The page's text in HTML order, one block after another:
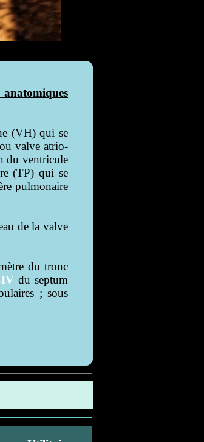
(VH) qui se
valve atrio-
du ventricule
(TP) qui se
pulmonaire
de la valve
du tronc
du septum
; sous